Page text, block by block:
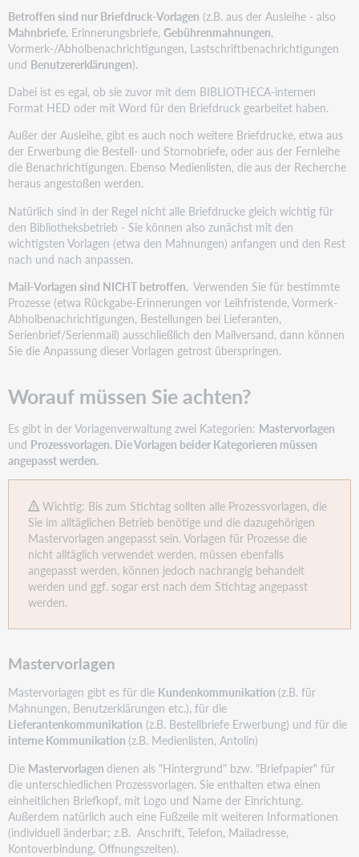
Betroffen sind nur Briefdruck-Vorlagen (z.B. aus der Ausleihe - also
Mahnbriefe, Erinnerungsbriefe,Gebührenmahnungen,
Vormerk-/Abholbenachrichtigungen, Lastschriftbenachrichtigungen
und Benutzererklärungen).
Dabei ist es egal, ob sie zuvor mit dem BIBLIOTHECA-internen
Format HED oder mit Word für den Briefdruck gearbeitet haben.
Außer der Ausleihe, gibt es auch noch weitere Briefdrucke, etwa aus
der Erwerbung die Bestell- und Stornobriefe, oder aus der Fernleihe
die Benachrichtigungen. Ebenso Medienlisten, die aus der Recherche
heraus angestoßen werden.
Natürlich sind in der Regel nicht alle Briefdrucke gleich wichtig für
den Bibliotheksbetrieb - Sie können also zunächst mit den
wichtigsten Vorlagen (etwa den Mahnungen) anfangen und den Rest
nach und nach anpassen.
Mail-Vorlagen sind NICHT betroffen.Verwenden Sie für bestimmte
Prozesse (etwa Rückgabe-Erinnerungen vor Leihfristende, Vormerk-
Abholbenachrichtigungen, Bestellungen bei Lieferanten,
Serienbrief/Serienmail) ausschließlich den Mailversand, dann können
Sie die Anpassung dieser Vorlagen getrost überspringen.
Worauf müssen Sie achten?
Es gibt in der Vorlagenverwaltung zwei Kategorien: Mastervorlagen
und Prozessvorlagen. Die Vorlagen beider Kategorieren müssen
angepasst werden.
Wichtig: Bis zum Stichtag sollten alle Prozessvorlagen, die
Sie im alltäglichen Betrieb benötige und die dazugehörigen
Mastervorlagen angepasst sein. Vorlagen für Prozesse die
nicht alltäglich verwendet werden, müssen ebenfalls
angepasst werden, können jedoch nachrangig behandelt
werden und ggf. sogar erst nach dem Stichtag angepasst
werden.
Mastervorlagen
Mastervorlagen gibt es für die Kundenkommunikation(z.B. für
Mahnungen, Benutzerklärungen etc.), für die
Lieferantenkommunikation (z.B. Bestellbriefe Erwerbung) und für die
interne Kommunikation(z.B. Medienlisten, Antolin)
Die Mastervorlagendienen als "Hintergrund" bzw. "Briefpapier" für
die unterschiedlichen Prozessvorlagen. Sie enthalten etwa einen
einheitlichen Briefkopf, mit Logo und Name der Einrichtung.
Außerdem natürlich auch eine Fußzeile mit weiteren Informationen
(individuell änderbar; z.B. Anschrift, Telefon, Mailadresse,
Kontoverbindung, Öffnungszeiten).